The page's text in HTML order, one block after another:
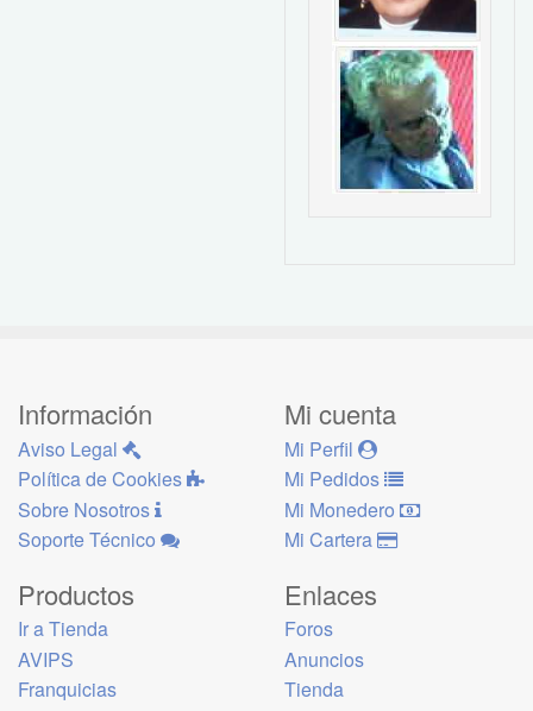
Información
Aviso Legal
Política de Cookies
Sobre Nosotros
Soporte Técnico
Mi cuenta
Mi Perfil
Mi Pedidos
Mi Monedero
Mi Cartera
Productos
Ir a Tienda
AVIPS
Franquicias
Enlaces
Foros
Anuncios
Tienda